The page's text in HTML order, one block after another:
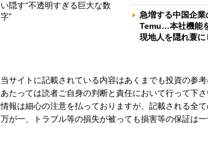
い隠す“不透明すぎる巨大な数
字”
急増する中国企
Temu…本社機能
現地人を隠れ蓑
当サイトに記載されている内容はあくまでも投資の参
あたっては読者ご自身の判断と責任において行って下
情報は細心の注意を払っておりますが、記載される全
万が一、トラブル等の損失が被っても損害等の保証は